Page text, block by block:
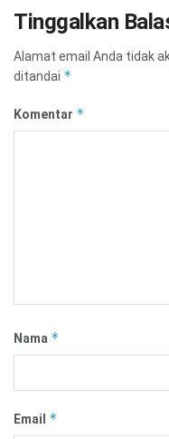
Tinggalkan
Alamat email Anda tidak
ditandai *
Komentar *
Nama *
Email *